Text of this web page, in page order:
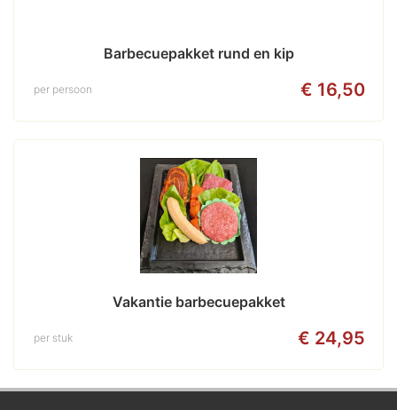
Barbecuepakket rund en kip
€ 16,50
per persoon
Vakantie barbecuepakket
€ 24,95
per stuk